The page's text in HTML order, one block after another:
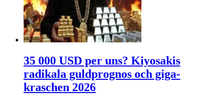
35 000 USD per uns? Kiyosakis
radikala guldprognos och giga-
kraschen 2026